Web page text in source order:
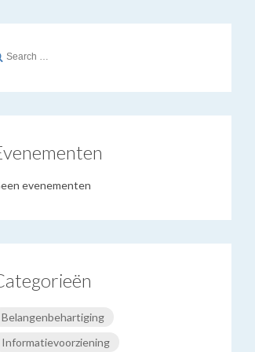
evenementen
Belangenbehartiging
Informatievoorziening